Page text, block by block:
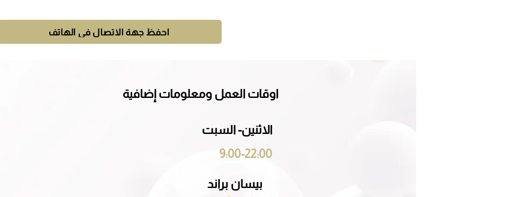
احفظ جهة الاتصال في الهاتف
الاثنين- السبت
9:00-22:00
بيسان براند
اوقات العمل ومعلومات إضافية